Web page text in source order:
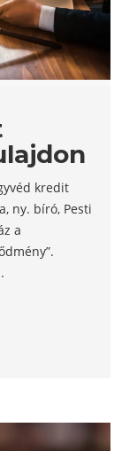
kredit
ny. bíró, Pesti
a